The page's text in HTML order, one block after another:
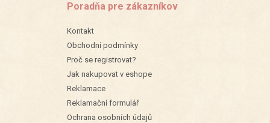
Poradňa pre zákazníkov
Kontakt
Obchodní podmínky
Proč se registrovat?
Jak nakupovat v eshope
Reklamace
Reklamační formulář
Ochrana osobních údajů